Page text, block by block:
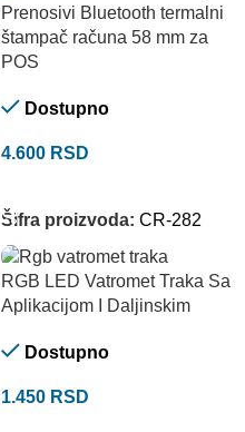
Prenosivi Bluetooth termalni
štampač računa 58 mm za
POS
Dostupno
4.600 RSD
Šifra proizvoda: CR-282
RGB LED Vatromet Traka Sa
Aplikacijom I Daljinskim
Dostupno
1.450 RSD